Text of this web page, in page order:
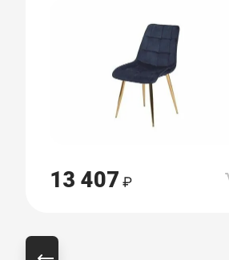
13 407